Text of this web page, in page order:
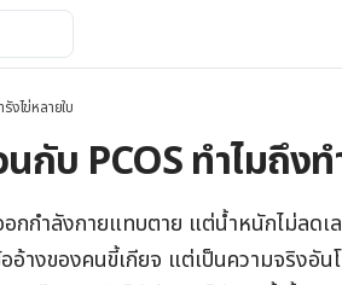
งไข่หลายใบ
กับ PCOS ทำไมถึง
กกำลังกายแทบตาย แต่น้ำหนักไม่ลด
ข้ออ้างของคนขี้เกียจ แต่เป็นความจริ